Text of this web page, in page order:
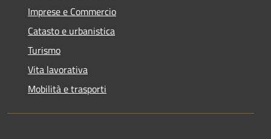
Imprese e Commercio
Catasto e urbanistica
Turismo
Vita lavorativa
Mobilità e trasporti